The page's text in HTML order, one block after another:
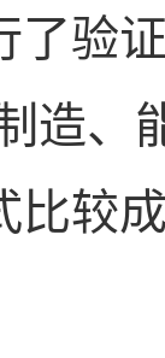
了验
、能
比较